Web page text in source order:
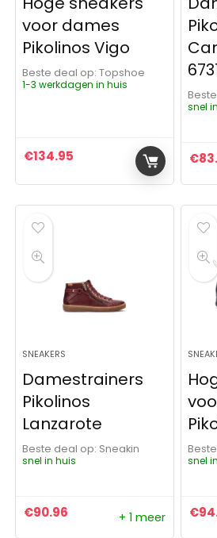
voor dames
Pikolinos Vigo
Beste deal op:
Topshoe
1-3 werkdagen in huis
€134.95
snel
€
SNEAKERS
Damestrainers
Pikolinos
Lanzarote
Beste deal op:
Sneakin
snel in huis
€90.96 + 1 meer
snel
€